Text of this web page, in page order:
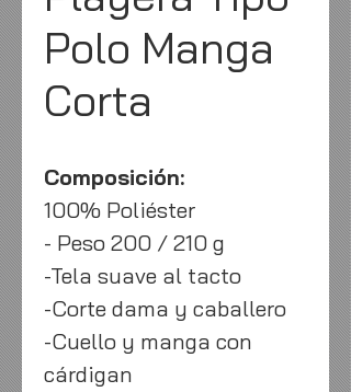
Polo Manga
Corta
Composición:
100% Poliéster
- Peso 200 / 210 g
-Tela suave al tacto
-Corte dama y caballero
-Cuello y manga con
cárdigan